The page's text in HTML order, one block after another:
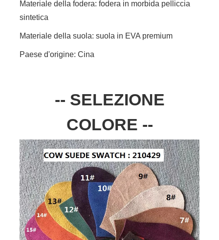
Materiale della fodera: fodera in morbida pelliccia
sintetica
Materiale della suola: suola in EVA premium
Paese d'origine: Cina
-- SELEZIONE
COLORE --